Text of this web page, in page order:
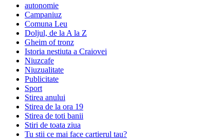
autonomie
Campaniuz
Comuna Leu
Doljul, de la A la Z
Gheim of tronz
Istoria nestiuta a Craiovei
Niuzcafe
Niuzualitate
Publicitate
Sport
Stirea anului
Stirea de la ora 19
Stirea de toti banii
Stiri de toata ziua
Tu stii ce mai face cartierul tau?